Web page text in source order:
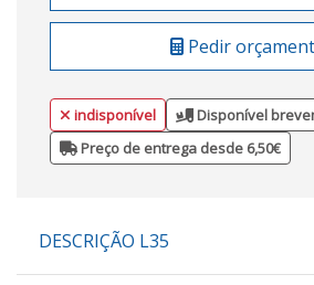
Pedir
indisponível
Disponível
Preço de entrega desde 6,50€
DESCRIÇÃO L35